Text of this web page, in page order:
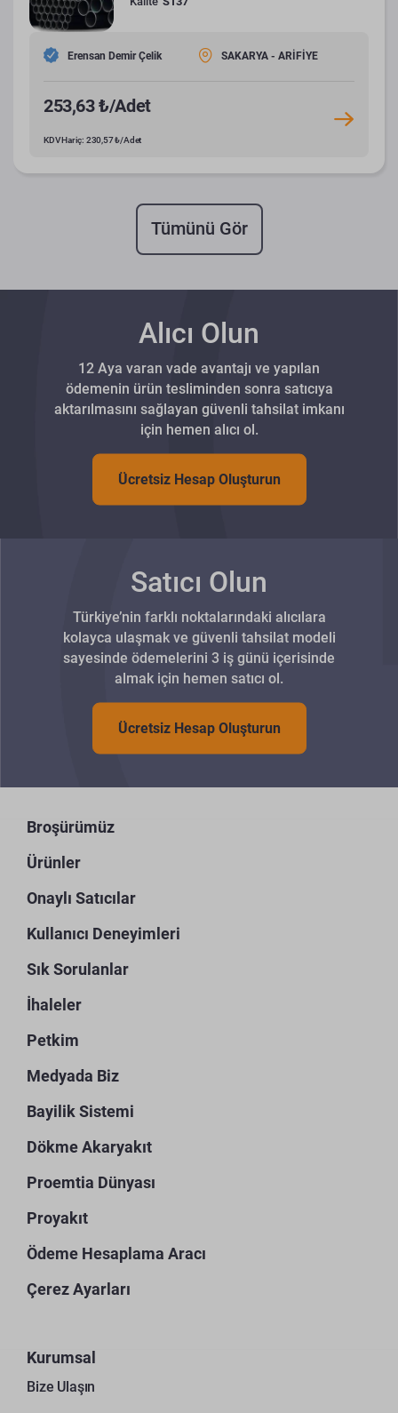
Erensan Demir Çelik SAKARYA - ARİFİYE
253,63 ₺/Adet
KDV Hariç: 230,57 ₺/Adet
Tümünü Gör
Alıcı Olun
12 Aya varan vade avantajı ve yapılan
ödemenin ürün tesliminden sonra satıcıya
aktarılmasını sağlayan güvenli tahsilat imkanı
için hemen alıcı ol.
Ücretsiz Hesap Oluşturun
Satıcı Olun
Türkiye’nin farklı noktalarındaki alıcılara
kolayca ulaşmak ve güvenli tahsilat modeli
sayesinde ödemelerini 3 iş günü içerisinde
almak için hemen satıcı ol.
Ücretsiz Hesap Oluşturun
Broşürümüz
Ürünler
Onaylı Satıcılar
Kullanıcı Deneyimleri
Sık Sorulanlar
İhaleler
Petkim
Medyada Biz
Bayilik Sistemi
Dökme Akaryakıt
Proemtia Dünyası
Proyakıt
Ödeme Hesaplama Aracı
Çerez Ayarları
Kurumsal
Bize Ulaşın